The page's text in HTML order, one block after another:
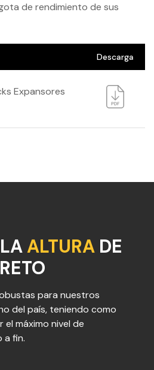
de rendimiento de sus
Descarga
Expansores
ALTURA DE
para nuestros
del país, teniendo como
máximo nivel de
a fin.